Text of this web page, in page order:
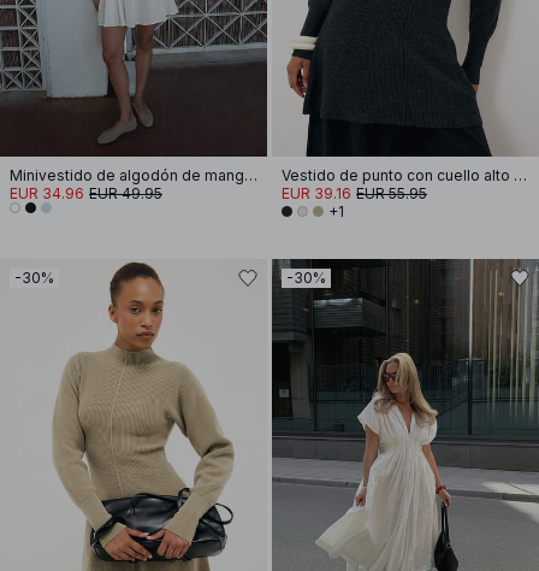
Minivestido de algodón de manga corta y plisado
EUR 34.96 EUR 49.95
Vestido de punto con cuello alto y mangas abullonadas
EUR 39.16 EUR 55.95
+1
-30% -30%